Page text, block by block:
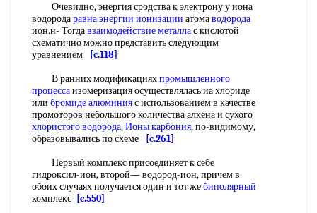
Очевидно, энергия сродства к электрону у иона
водородаравнаэнергии ионизации атомаводорода
ион.н- Тогдавзаимодействие металлас кислотой
схематично можно представить следующим
уравнением
[c.118]
В ранних модификацияхпромышленного
процессаизомеризация осуществлялась иа хлориде
или бромиде алюминияс использованием в качестве
промоторов небольшого количества алкена и сухого
хлористого водорода. Ионы карбония, по-видимому,
образовывались по схеме
[c.261]
Первый комплекс присоединяет к себе
гидроксил-ион, второй— водород-ион, причем в
обоих случаях получается один и тот жебиполярный
комплекс [c.550]